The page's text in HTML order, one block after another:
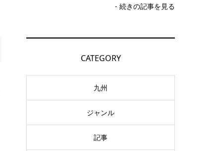
- 続きの記事を見る
CATEGORY
九州
ジャンル
記事